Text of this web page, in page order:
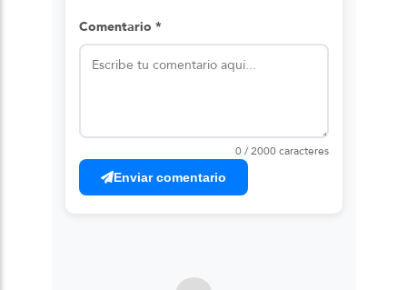
Comentario *
0 / 2000 caracteres
Enviar comentario